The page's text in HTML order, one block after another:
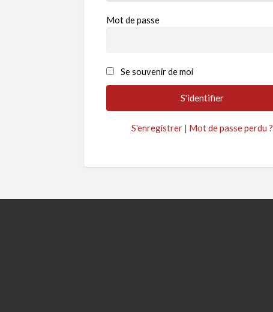
Mot de passe
Se souvenir de moi
S'enregistrer | Mot de passe perdu ?